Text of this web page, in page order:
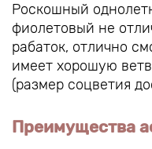
Роскошный
фиолетовый не
рабаток, отлично
имеет хорошую
(размер соцветия
Преимущества